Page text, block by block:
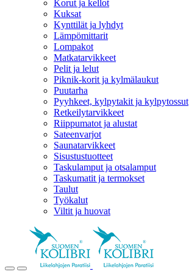
Korut ja kellot
Kuksat
Kynttilät ja lyhdyt
Lämpömittarit
Lompakot
Matkatarvikkeet
Pelit ja lelut
Piknik-korit ja kylmälaukut
Puutarha
Pyyhkeet, kylpytakit ja kylpytossut
Retkeilytarvikkeet
Riippumatot ja alustat
Sateenvarjot
Saunatarvikkeet
Sisustustuotteet
Taskulamput ja otsalamput
Taskumatit ja termokset
Taulut
Työkalut
Viltit ja huovat